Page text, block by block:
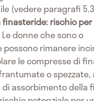
(vedere paragrafi
finasteride: rischio
Le donne che sono o
possono rimanere
le compresse di
o spezzate,
assorbimento della